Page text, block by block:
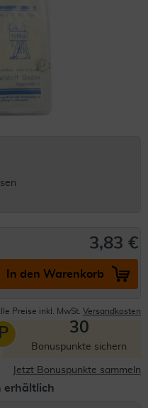
3,83 €
In den Warenkorb
Preise inkl. MwSt. Versandkosten
P 30
Bonuspunkte sichern
Jetzt Bonuspunkte sammeln
erhältlich